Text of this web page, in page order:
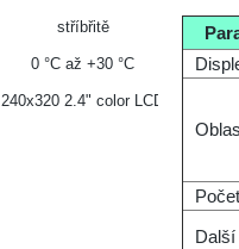
stříbřitě
0 °С až +30 °С
240x320 2.4" color LCD